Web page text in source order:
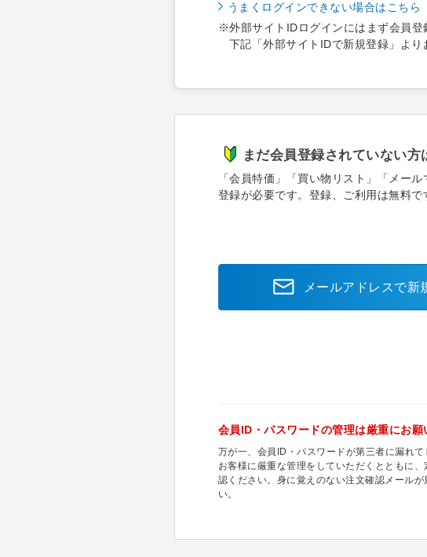
うまくログインできない場合はこちら
※外部サイトIDログインにはまず会員登
下記「外部サイトIDで新規登録」より
まだ会員登録されていない方
「会員特価」「買い物リスト」「メー
登録が必要です。登録、ご利用は無料で
メールアドレスで新
会員ID・パスワードの管理は厳重にお願
万が一、会員ID・パスワードが第三者に漏れ
お客様に厳重な管理をしていただくとともに
認ください。身に覚えのない注文確認メール
い。